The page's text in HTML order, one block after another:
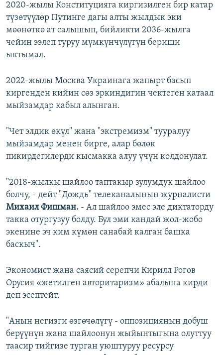
2020-жылы Конституцияга киргизилген бир катар
түзөтүүлөр Путинге дагы алты жылдык эки
мөөнөткө ат салышып, бийликти 2036-жылга
чейин ээлеп туруу мүмкүнчүлүгүн бериши
ыктымал.
2022-жылы Москва Украинага жапырт басып
киргенден кийин сөз эркиндигин чектеген катаал
мыйзамдар кабыл алынган.
"Чет элдик өкүл" жана "экстремизм" тууралуу
мыйзамдар менен бирге, алар бөлөк
пикирдегилерди кысмакка алуу үчүн колдонулат.
"2018-жылкы шайлоо таптакыр зулумдук шайлоо
болчу, - дейт "Дождь" телеканалынын журналисти
Михаил Фишман. - Ал шайлоо эмес эле диктаторду
такка отургузуу болду. Бул эми кандай жол-жобо
экенине эч ким күмөн санабай калган башка
баскыч".
Экономист жана саясий серепчи Кирилл Рогов
Орусия «жетилген авторитаризм» абалына кирди
деп эсептейт.
"Анын негизги өзгөчөлүгү - оппозициянын добуш
берүүнүн жана шайлоонун жыйынтыгына олуттуу
таасир тийгизе турган уюштуруу ресурсу